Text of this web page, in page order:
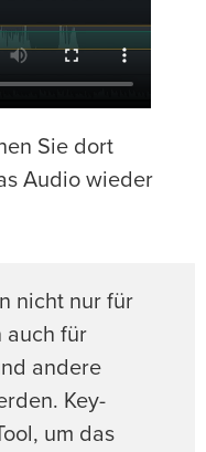
Sie dort
Audio wieder
nicht nur für
auch für
andere
Key-
um das